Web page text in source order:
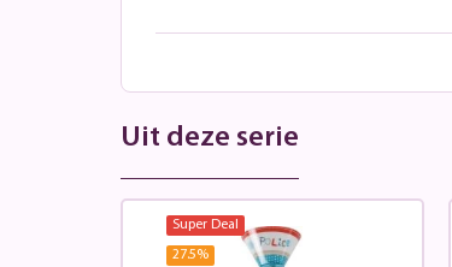
Uit deze serie
Super Deal
27.5%